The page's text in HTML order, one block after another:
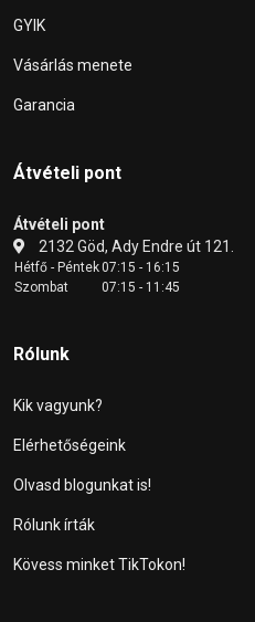
GYIK
Vásárlás menete
Garancia
Átvételi pont
Átvételi pont
2132 Göd, Ady Endre út 121.
Hétfő - Péntek07:15 - 16:15
Szombat
07:15 - 11:45
Rólunk
Kik vagyunk?
Elérhetőségeink
Olvasd blogunkat is!
Rólunk írták
Kövess minket TikTokon!